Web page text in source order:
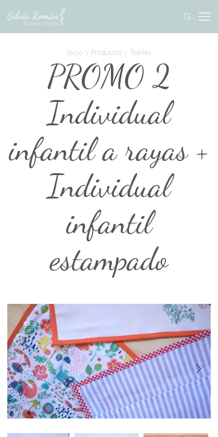
Inicio Productos Textiles
PROMO 2
Individual
infantil a rayas +
Individual
infantil
estampado